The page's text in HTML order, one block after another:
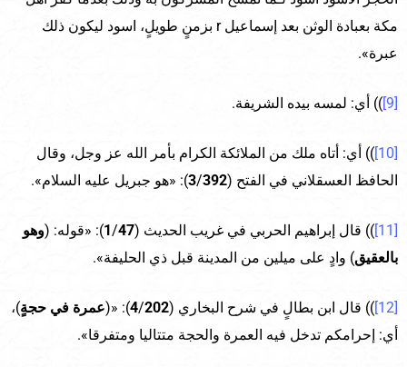
مكة بعبادة الوثن بعد إسماعيل r بزمنٍ طويلٍ، اسود ليكون ذلك
عبرة».
[9] )) أي: لمسه بيده الشريفة.
[10]
)) أي: أتاه ملك من الملائكة الكرام بأمر الله عز وجل، وقال
الحافظ العسقلاني في الفتح (
3/392 ): «هو جبريل عليه السلام».
[11] )) قال إبراهيم الحربي في غريب الحديث ( 1/47 ): «قوله: (وهو
بالعقيق) وادٍ على ميلين من المدينة قبل ذي الحليفة».
[12] )) قال ابن بطالٍ في شرح البخاري ( 4/202
): «(عمرة في حجةٍ)،
أي: إحرامكم تدخل فيه العمرة والحجة متتاليا ومتفرقا».